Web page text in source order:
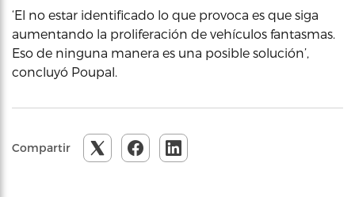
‘El no estar identificado lo que provoca es que siga
aumentando la proliferación de vehículos fantasmas.
Eso de ninguna manera es una posible solución’,
concluyó Poupal.
Compartir